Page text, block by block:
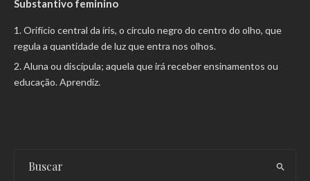
Substantivo feminino
Orifício central da íris, o círculo negro do centro do olho, que
regula a quantidade de luz que entra nos olhos.
Aluna ou discípula; aquela que irá receber ensinamentos ou
educação. Aprendiz.